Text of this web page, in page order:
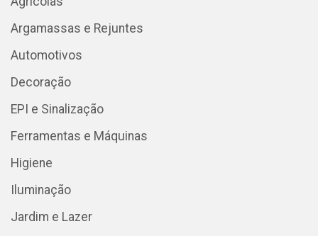
Argamassas e Rejuntes
Automotivos
Decoração
EPI e Sinalização
Ferramentas e Máquinas
Higiene
Iluminação
Jardim e Lazer